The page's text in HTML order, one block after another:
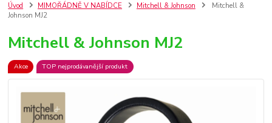
Úvod MIMOŘÁDNĚ V NABÍDCE Mitchell & Johnson
Mitchell &
Johnson MJ2
Mitchell & Johnson MJ2
Akce TOP nejprodávanější produkt